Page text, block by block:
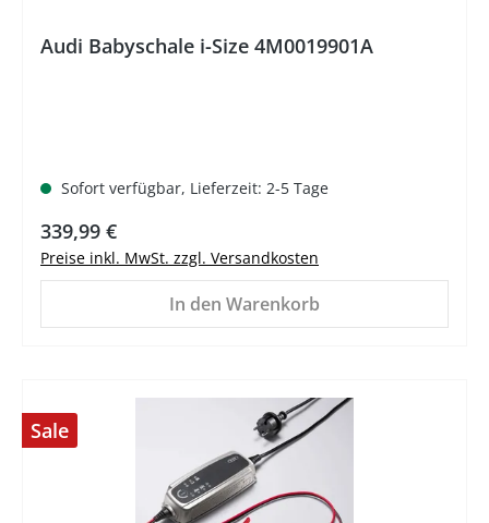
Audi Babyschale i-Size 4M0019901A
Sofort verfügbar, Lieferzeit: 2-5 Tage
Regulärer Preis:
339,99 €
Preise inkl. MwSt. zzgl. Versandkosten
In den Warenkorb
Sale